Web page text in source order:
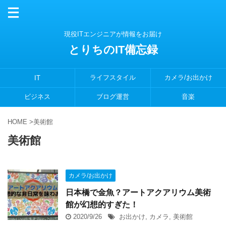
現役ITエンジニアが情報をお届け
とりちのIT備忘録
IT ライフスタイル カメラ/お出かけ
ビジネス ブログ運営 音楽
HOME >美術館
美術館
カメラ/お出かけ
日本橋で金魚？アートアクアリウム美術
館が幻想的すぎた！
2020/9/26 お出かけ, カメラ , 美術館